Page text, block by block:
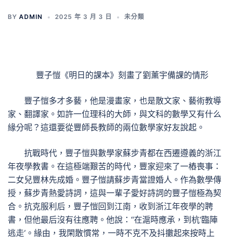
BY ADMIN 2025 年 3 月 3 日 未分類
豐子愷《明日的課本》刻畫了劉薰宇備課的情形
豐子愷多才多藝，他是漫畫家，也是散文家、藝術教導
家、翻譯家。如許一位理科的大師，與文科的數學又有什么
緣分呢？這還要從豐師長教師的兩位數學家好友說起。
抗戰時代，豐子愷與數學家蘇步青都在西遷遵義的浙江
年夜學教書。在這極端艱苦的時代，豐家迎來了一樁喪事：
二女兒豐林先成婚。豐子愷請蘇步青當證婚人。作為數學傳
授，蘇步青熱愛詩詞，這與一輩子愛好詩詞的豐子愷極為契
合。抗克服利后，豐子愷回到江南，收到浙江年夜學的聘
書，但他最后沒有往應聘。他說：“在滬時應承，到杭‘臨陣
逃走’。緣由，我閑散慣常，一時不克不及抖擻起來按時上